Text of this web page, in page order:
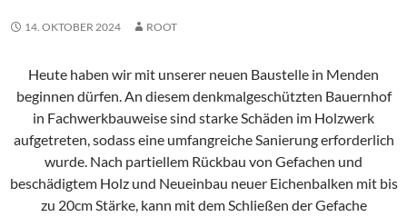
14. OKTOBER 2024 ROOT
Heute haben wir mit unserer neuen Baustelle in Menden
beginnen dürfen. An diesem denkmalgeschützten Bauernhof
in Fachwerkbauweise sind starke Schäden im Holzwerk
aufgetreten, sodass eine umfangreiche Sanierung erforderlich
wurde. Nach partiellem Rückbau von Gefachen und
beschädigtem Holz und Neueinbau neuer Eichenbalken mit bis
zu 20cm Stärke, kann mit dem Schließen der Gefache